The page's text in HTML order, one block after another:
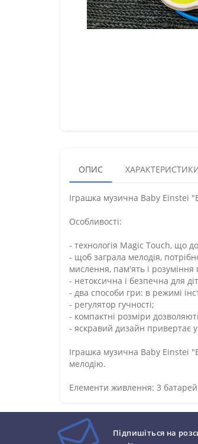
ОПИС
Іграшка музична Baby Einstei
Особливості:
- технологія Magic Touch, що
- щоб заграла мелодія,
мислення, пам'ять і розуміння
- нетоксична і безпечна для
- два способи гри: в режимі
- регулятор гучності;
- компактні розміри
- яскравий дизайн привертає
Іграшка музична Baby Einstei
мелодію.
Елементи живлення: 3
Підпишіться на